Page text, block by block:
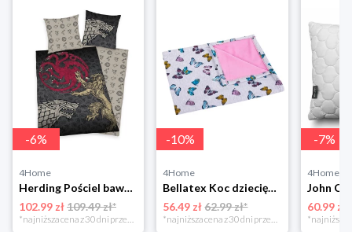
-6%
4Home
Herding Pościel bawełniana Game of the Thrones, 140 x 200 cm, 70 x 90 cm
102.99 zł109.49 zł*
-10%
4Home
Bellatex Koc dziecięcy Bára Butterfly różowy, 75 x 100 cm
56.49 zł 62.99 zł*
-7%
4Home
60.99 zł